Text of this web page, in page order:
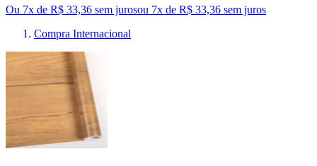
Ou 7x de R$ 33,36 sem jurosou 7x de R$ 33,36 sem juros
Compra Internacional